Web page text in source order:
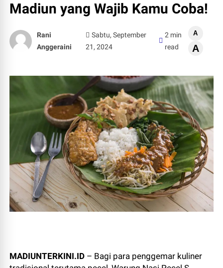
Madiun yang Wajib Kamu Coba!
Rani
Anggeraini
Sabtu, September
21, 2024
2 min
read
A
A
MADIUNTERKINI.ID – Bagi para penggemar kuliner